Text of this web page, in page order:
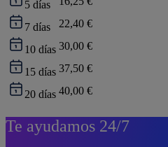
5 días
7 días 22,40 €
10 días 30,00 €
15 días 37,50 €
20 días 40,00 €
Te ayudamos 24/7